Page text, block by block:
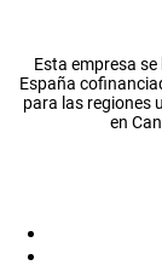
Esta empresa
España
para las regiones
en